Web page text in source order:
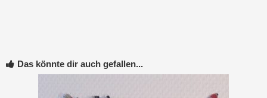
Das könnte dir auch gefallen...